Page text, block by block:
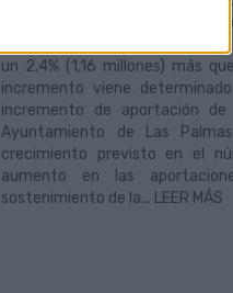
de la empresa municipal de
económico 2015, que se eleva
un 2,4% (1,16 millones) más
incremento viene
incremento de aportación
Ayuntamiento de Las
crecimiento previsto en el
aumento en las
sostenimiento de la... LEER MÁS